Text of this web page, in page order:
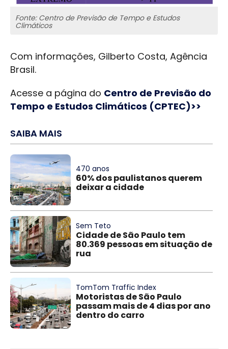
Fonte: Centro de Previsão de Tempo e Estudos
Climáticos
Com informações, Gilberto Costa, Agência
Brasil.
Acesse a página do Centro de Previsão do
Tempo e Estudos Climáticos (CPTEC)>>
SAIBA MAIS
470 anos
60% dos paulistanos querem
deixar a cidade
Sem Teto
Cidade de São Paulo tem
80.369 pessoas em situação de
rua
TomTom Traffic Index
Motoristas de São Paulo
passam mais de 4 dias por ano
dentro do carro